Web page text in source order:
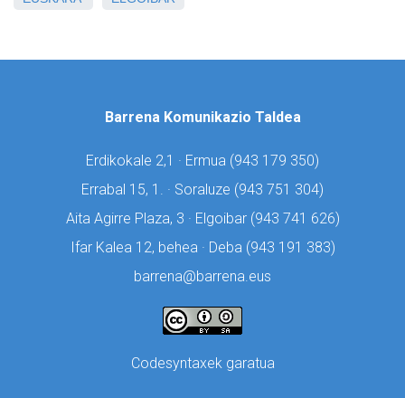
Barrena Komunikazio Taldea
Erdikokale 2,1 · Ermua (943 179 350)
Errabal 15, 1. · Soraluze (943 751 304)
Aita Agirre Plaza, 3 · Elgoibar (943 741 626)
Ifar Kalea 12, behea · Deba (943 191 383)
barrena@barrena.eus
Codesyntaxek garatua